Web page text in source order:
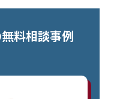
料相談事例